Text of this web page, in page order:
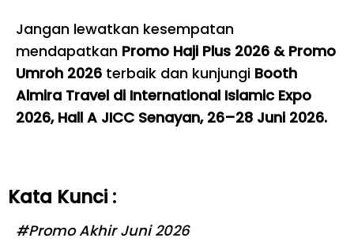
Jangan lewatkan kesempatan
mendapatkan Promo Haji Plus 2026 & Promo
Umroh 2026 terbaik dan kunjungi Booth
Almira Travel di International Islamic Expo
2026, Hall A JICC Senayan, 26–28 Juni 2026.
Kata Kunci :
#Promo Akhir Juni 2026